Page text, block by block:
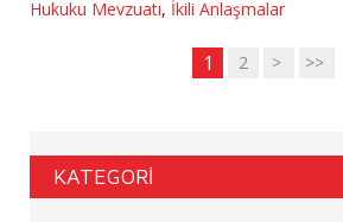
Hukuku Mevzuatı, İkili Anlaşmalar
1 2 > >>
KATEGORİ